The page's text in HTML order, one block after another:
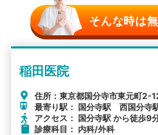
そんな時は
稲田医院
住所：東京都国分寺市東元町2-
最寄り駅： 国分寺駅 西国分寺
アクセス： 国分寺駅 から徒歩9
診療科目： 内科/外科